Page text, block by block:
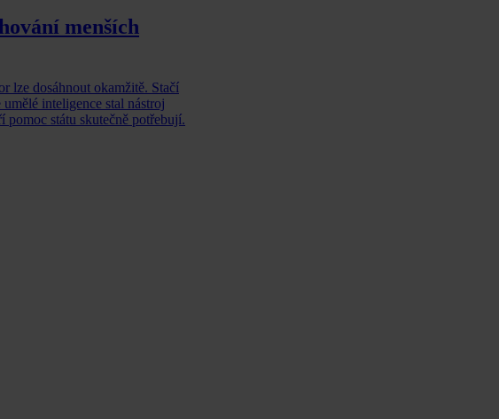
menších
lze dosáhnout okamžitě. Stačí
inteligence stal nástroj
pomoc státu skutečně potřebují.